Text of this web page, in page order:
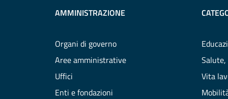
AMMINISTRAZIONE
Organi di governo
Aree amministrative
Uffici
Enti e fondazioni
Salute,
Vita